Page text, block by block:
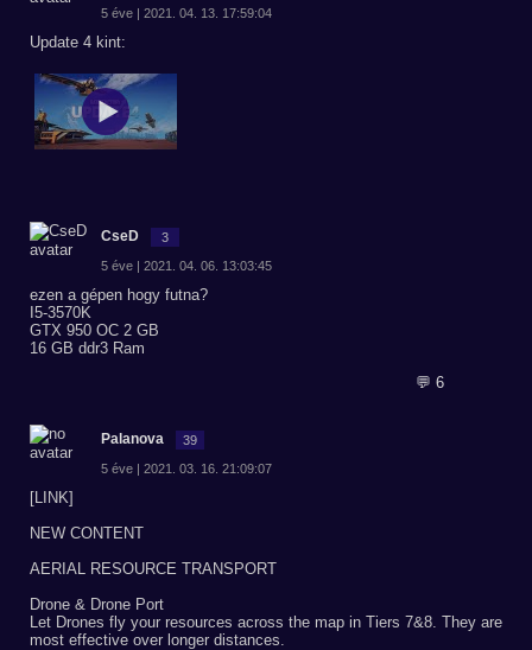
5 éve | 2021. 04. 13. 17:59:04
Update 4 kint:
CseD 3
5 éve | 2021. 04. 06. 13:03:45
ezen a gépen hogy futna?
I5-3570K
GTX 950 OC 2 GB
16 GB ddr3 Ram
💬 6
Palanova 39
5 éve | 2021. 03. 16. 21:09:07
[LINK]
NEW CONTENT
AERIAL RESOURCE TRANSPORT
Drone & Drone Port
Let Drones fly your resources across the map in Tiers 7&8. They are
most effective over longer distances.